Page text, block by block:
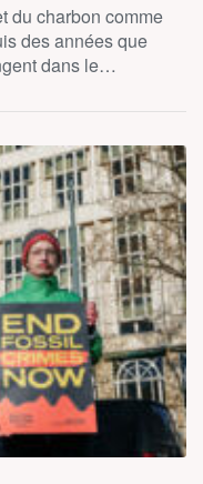
du charbon comme
des années que
dans le…